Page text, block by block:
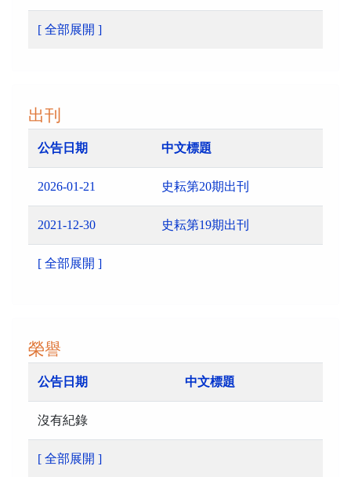
[ 全部展開 ]
出刊
公告日期 中文標題
2026-01-21 史耘第20期出刊
2021-12-30 史耘第19期出刊
[ 全部展開 ]
榮譽
公告日期 中文標題
沒有紀錄
[ 全部展開 ]